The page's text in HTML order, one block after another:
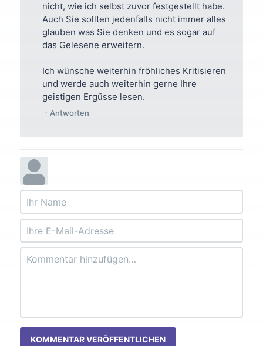
nicht, wie ich selbst zuvor festgestellt habe.
Auch Sie sollten jedenfalls nicht immer alles
glauben was Sie denken und es sogar auf
das Gelesene erweitern.
Ich wünsche weiterhin fröhliches Kritisieren
und werde auch weiterhin gerne Ihre
geistigen Ergüsse lesen.
Antworten
KOMMENTAR VERÖFFENTLICHEN